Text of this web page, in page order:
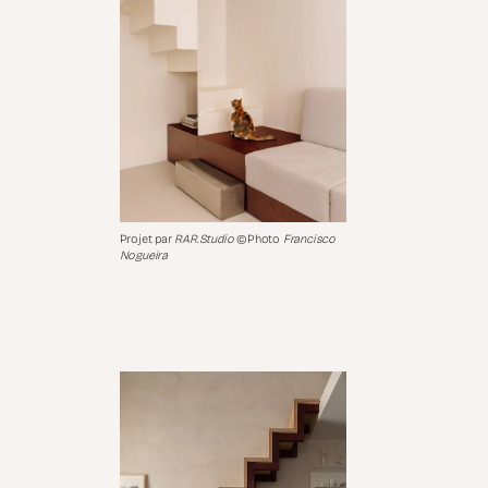
Projet par RAR.Studio©Photo Francisco
Nogueira